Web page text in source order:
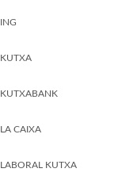
ING
KUTXA
KUTXABANK
LA CAIXA
LABORAL KUTXA